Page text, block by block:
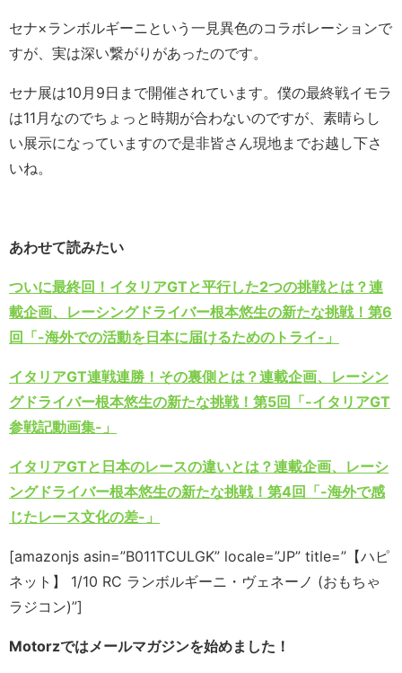
セナ×ランボルギーニという一見異色のコラボレーションで
すが、実は深い繋がりがあったのです。
セナ展は10月9日まで開催されています。僕の最終戦イモラ
は11月なのでちょっと時期が合わないのですが、素晴らし
い展示になっていますので是非皆さん現地までお越し下さ
いね。
あわせて読みたい
ついに最終回！イタリアGTと平行した2つの挑戦とは？連
載企画、レーシングドライバー根本悠生の新たな挑戦！第6
回「-海外での活動を日本に届けるためのトライ-」
イタリアGT連戦連勝！その裏側とは？連載企画、レーシン
グドライバー根本悠生の新たな挑戦！第5回「-イタリアGT
参戦記動画集-」
イタリアGTと日本のレースの違いとは？連載企画、レーシ
ングドライバー根本悠生の新たな挑戦！第4回「-海外で感
じたレース文化の差-」
[amazonjs asin=”B011TCULGK” locale=”JP” title=”【ハピ
ネット】 1/10 RC ランボルギーニ・ヴェネーノ (おもちゃ
ラジコン)”]
Motorzではメールマガジンを始めました！